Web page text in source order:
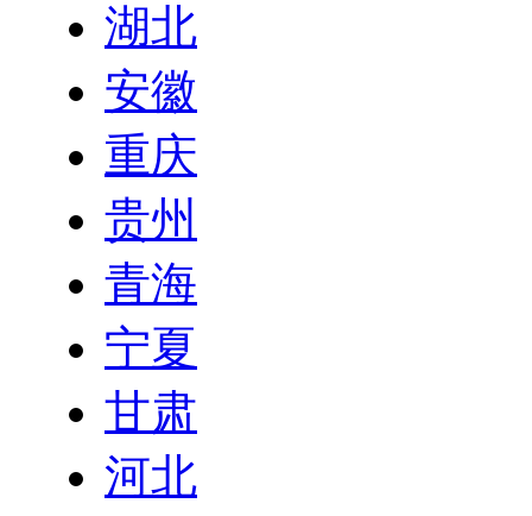
湖北
安徽
重庆
贵州
青海
宁夏
甘肃
河北